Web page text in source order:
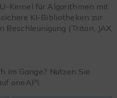
Kernel für Algorithmen mit
KI-Bibliotheken zur
Beschleunigung (Triton, JAX,
im Gange? Nutzen Sie
oneAPI.